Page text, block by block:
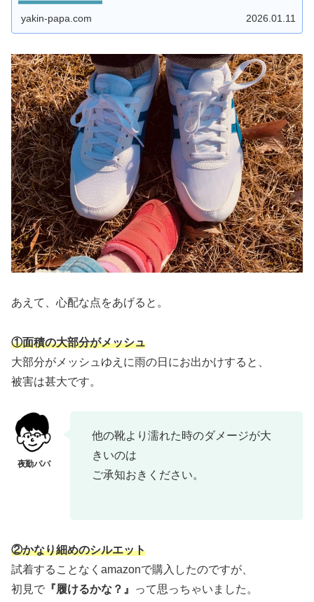
yakin-papa.com 2026.01.11
あえて、心配な点をあげると。
①面積の大部分がメッシュ
大部分がメッシュゆえに雨の日にお出かけすると、
被害は甚大です。
他の靴より濡れた時のダメージが大
きいのは
ご承知おきください。
②かなり細めのシルエット
試着することなくamazonで購入したのですが、
初見で 『履けるかな？』 って思っちゃいました。